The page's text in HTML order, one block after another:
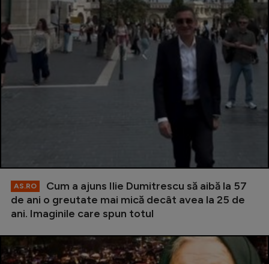
AS.RO
Cum a ajuns Ilie Dumitrescu să aibă la 57
de ani o greutate mai mică decât avea la 25 de
ani. Imaginile care spun totul